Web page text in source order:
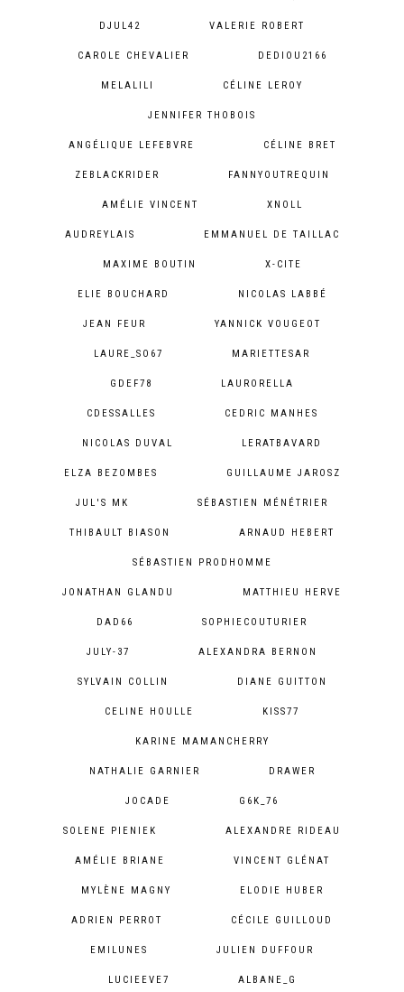
DJUL42 VALERIE ROBERT
CAROLE CHEVALIER DEDIOU2166
MELALILI CÉLINE LEROY
JENNIFER THOBOIS
ANGÉLIQUE LEFEBVRE CÉLINE BRET
ZEBLACKRIDER FANNYOUTREQUIN
AMÉLIE VINCENT XNOLL
AUDREYLAIS EMMANUEL DE TAILLAC
MAXIME BOUTIN X-CITE
ELIE BOUCHARD NICOLAS LABBÉ
JEAN FEUR YANNICK VOUGEOT
LAURE_SO67 MARIETTESAR
GDEF78 LAURORELLA
CDESSALLES CEDRIC MANHES
NICOLAS DUVAL LERATBAVARD
ELZA BEZOMBES GUILLAUME JAROSZ
JUL'S MK SÉBASTIEN MÉNÉTRIER
THIBAULT BIASON ARNAUD HEBERT
SÉBASTIEN PRODHOMME
JONATHAN GLANDU MATTHIEU HERVE
DAD66 SOPHIECOUTURIER
JULY-37 ALEXANDRA BERNON
SYLVAIN COLLIN DIANE GUITTON
CELINE HOULLE KISS77
KARINE MAMANCHERRY
NATHALIE GARNIER DRAWER
JOCADE G6K_76
SOLENE PIENIEK ALEXANDRE RIDEAU
AMÉLIE BRIANE VINCENT GLÉNAT
MYLÈNE MAGNY ELODIE HUBER
ADRIEN PERROT CÉCILE GUILLOUD
EMILUNES JULIEN DUFFOUR
LUCIEEVE7 ALBANE_G